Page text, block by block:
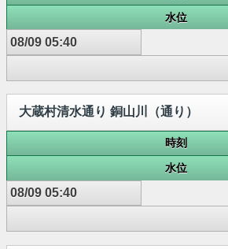
水位
08/09 05:40
大蔵村清水通り 銅山川（通り）
時刻
水位
08/09 05:40